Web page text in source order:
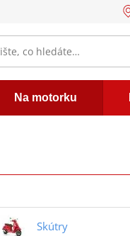
Na motorku
Skútry